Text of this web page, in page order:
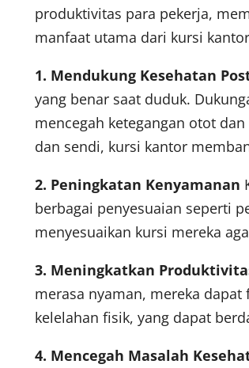
produktivitas para pekerja,
manfaat utama dari kursi
1. Mendukung Kesehatan
yang benar saat duduk.
mencegah ketegangan otot
dan sendi, kursi kantor
2. Peningkatan Kenyamanan
berbagai penyesuaian seperti
menyesuaikan kursi mereka
3. Meningkatkan
merasa nyaman, mereka
kelelahan fisik, yang dapat
4. Mencegah Masalah